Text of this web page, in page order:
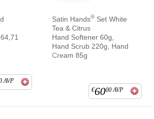
AVP
Satin Hands® Set White
Tea & Citrus
Hand Softener 60g,
Hand Scrub 220g, Hand
Cream 85g
€6000 AVP